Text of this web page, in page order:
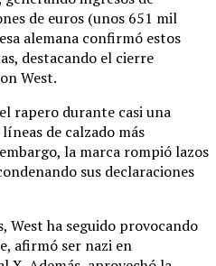
de euros (unos 651 mil
alemana confirmó estos
destacando el cierre
West.
rapero durante casi una
de calzado más
la marca rompió lazos
sus declaraciones
West ha seguido provocando
afirmó ser nazi en